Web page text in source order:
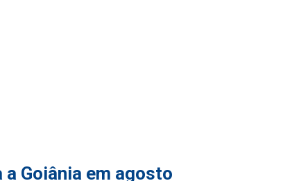
Goiânia em agosto